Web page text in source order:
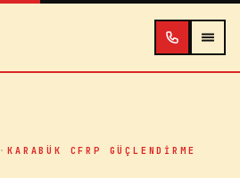
·KARABÜK CFRP GÜÇLENDIRME